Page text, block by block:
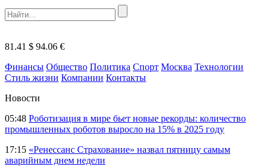
81.41 $ 94.06 €
Финансы Общество Политика Спорт Москва Технологии
Стиль жизни Компании Контакты
Новости
05:48 Роботизация в мире бьет новые рекорды: количество
промышленных роботов выросло на 15% в 2025 году
17:15 «Ренессанс Страхование» назвал пятницу самым
аварийным днем недели